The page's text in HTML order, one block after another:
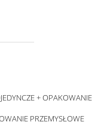
+ OPAKOWANIE
PRZEMYSŁOWE